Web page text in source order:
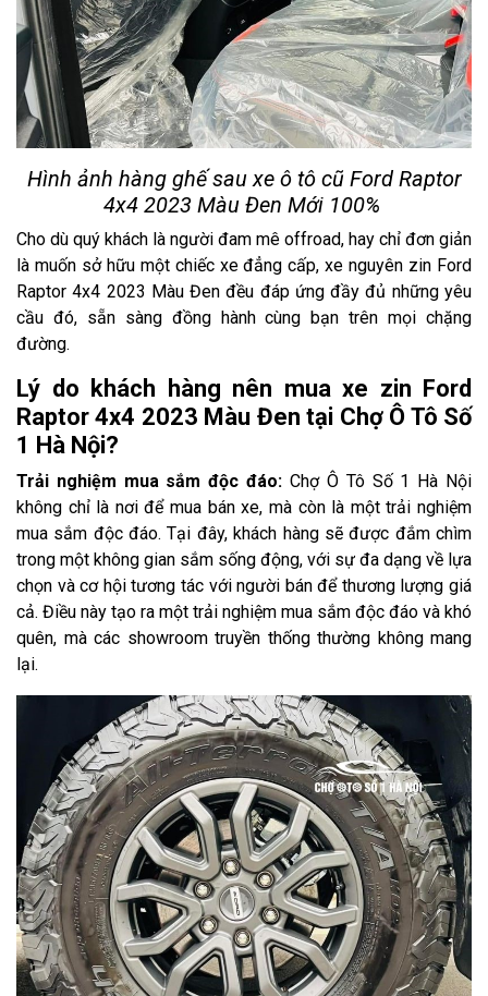
Hình ảnh hàng ghế sau xe ô tô cũ Ford Raptor
4x4 2023 Màu Đen Mới 100%
Cho dù quý khách là người đam mê offroad, hay chỉ đơn giản
là muốn sở hữu một chiếc xe đẳng cấp, xe nguyên zin Ford
Raptor 4x4 2023 Màu Đen đều đáp ứng đầy đủ những yêu
cầu đó, sẵn sàng đồng hành cùng bạn trên mọi chặng
đường.
Lý do khách hàng nên mua xe zin Ford
Raptor 4x4 2023 Màu Đen tại Chợ Ô Tô Số
1 Hà Nội?
Trải nghiệm mua sắm độc đáo: Chợ Ô Tô Số 1 Hà Nội
không chỉ là nơi để mua bán xe, mà còn là một trải nghiệm
mua sắm độc đáo. Tại đây, khách hàng sẽ được đắm chìm
trong một không gian sắm sống động, với sự đa dạng về lựa
chọn và cơ hội tương tác với người bán để thương lượng giá
cả. Điều này tạo ra một trải nghiệm mua sắm độc đáo và khó
quên, mà các showroom truyền thống thường không mang
lại.